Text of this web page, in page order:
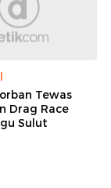
Tewas
Drag Race
Sulut